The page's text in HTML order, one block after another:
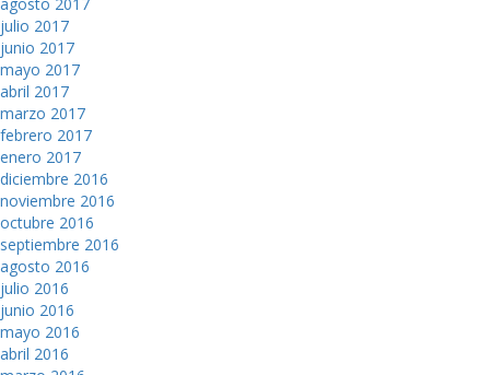
julio 2017
junio 2017
mayo 2017
abril 2017
marzo 2017
febrero 2017
enero 2017
diciembre 2016
noviembre 2016
octubre 2016
septiembre 2016
agosto 2016
julio 2016
junio 2016
mayo 2016
abril 2016